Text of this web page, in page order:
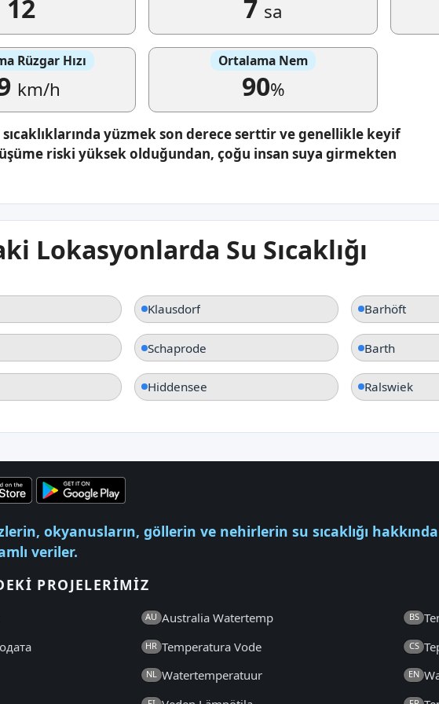
12 7 sa
Rüzgar Hızı
km/h
Ortalama Nem
90%
sıcaklıklarında yüzmek son derece serttir ve genellikle keyif
üşüme riski yüksek olduğundan, çoğu insan suya girmekten
Lokasyonlarda Su Sıcaklığı
Klausdorf Barhöft
Schaprode Barth
Hiddensee Ralswiek
okyanusların, göllerin ve nehirlerin su sıcaklığı hakkında
veriler.
PROJELERIMIZ
AU Australia Watertemp BS
HR Temperatura Vode CS
NL Watertemperatuur EN